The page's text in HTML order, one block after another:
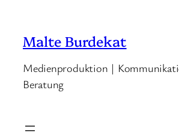
Malte Burdekat
Medienproduktion |
Beratung